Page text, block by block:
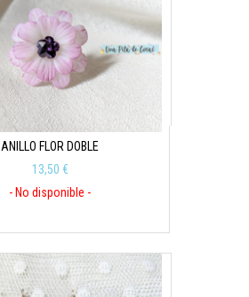
ANILLO FLOR DOBLE
13,50 €
- No disponible -